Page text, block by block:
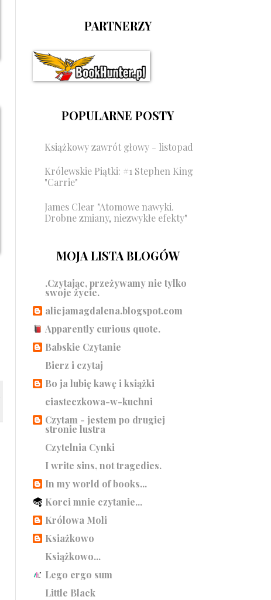
PARTNERZY
POPULARNE POSTY
Książkowy zawrót głowy - listopad
Królewskie Piątki: #1 Stephen King
"Carrie"
James Clear "Atomowe nawyki.
Drobne zmiany, niezwykłe efekty"
MOJA LISTA BLOGÓW
.Czytając, przeżywamy nie tylko
swoje życie.
alicjamagdalena.blogspot.com
Apparently curious quote.
Babskie Czytanie
Bierz i czytaj
Bo ja lubię kawę i książki
ciasteczkowa-w-kuchni
Czytam - jestem po drugiej
stronie lustra
Czytelnia Cynki
I write sins, not tragedies.
In my world of books...
Korci mnie czytanie...
Królowa Moli
Ksiażkowo
Książkowo...
Lego ergo sum
Little Black